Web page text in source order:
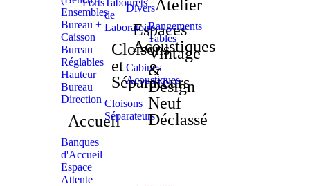
Ensembles
Bureau +
Caisson
Bureau
Réglables
Hauteur
Bureau
Direction
Accueil
Banques
d'Accueil
Espace
Attente
FortsTabourets
de
Laboratoire
Cloisons
et
Séparateurs
Cloisons
Séparateurs
Divers
Espaces
Acoustiques
Cabines
Acoustiques
Atelier
Rangements
Tables
Vintage
&
Design
Neuf
Déclassé
Cloisons